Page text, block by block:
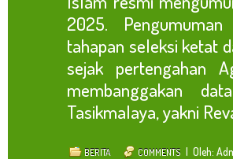
2025.
tahapan seleksi ketat
sejak pertengahan
membanggakan
Tasikmalaya, yakni
BERITA COMMENTS | Oleh: